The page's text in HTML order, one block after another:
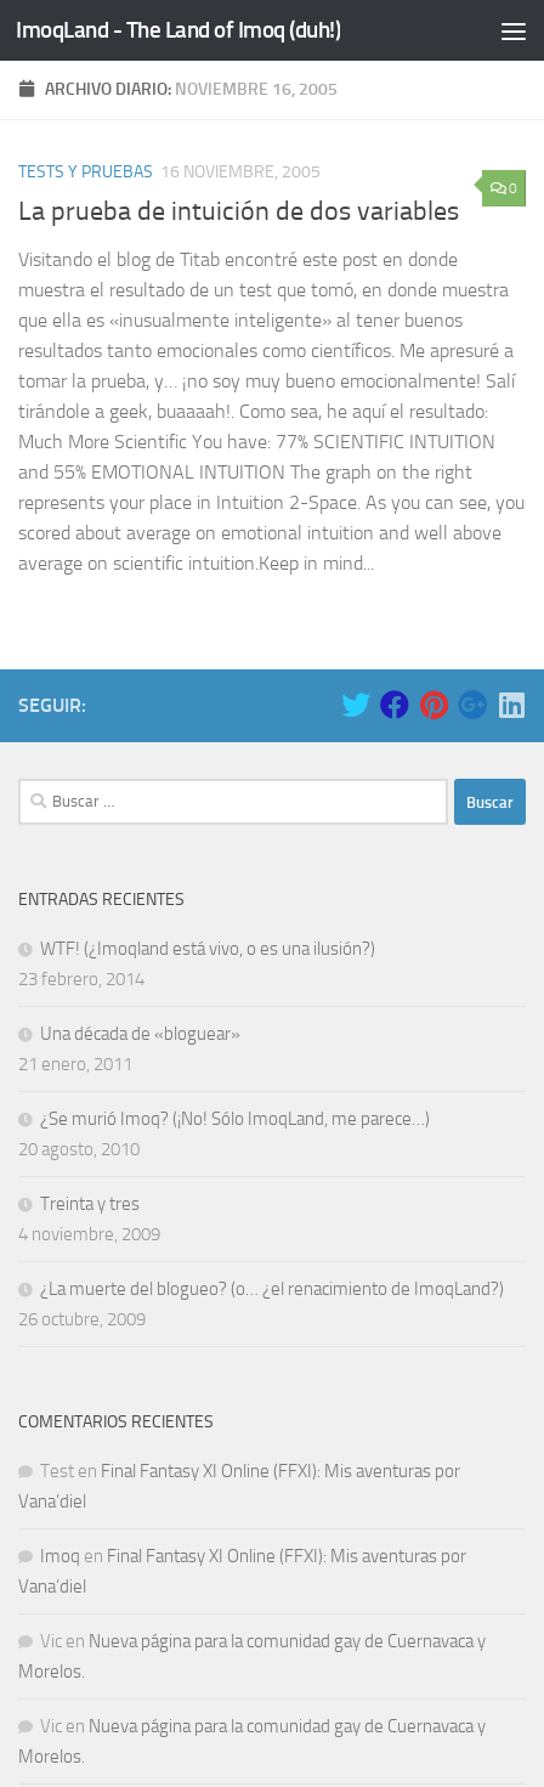
Saltar al contenido
ImoqLand - The Land of Imoq (duh!)
ARCHIVO DIARIO: NOVIEMBRE 16, 2005
0
TESTS Y PRUEBAS 16 NOVIEMBRE, 2005
La prueba de intuición de dos variables
Visitando el blog de Titab encontré este post en donde
muestra el resultado de un test que tomó, en donde muestra
que ella es «inusualmente inteligente» al tener buenos
resultados tanto emocionales como científicos. Me apresuré a
tomar la prueba, y… ¡no soy muy bueno emocionalmente! Salí
tirándole a geek, buaaaah!. Como sea, he aquí el resultado:
Much More Scientific You have: 77% SCIENTIFIC INTUITION
and 55% EMOTIONAL INTUITION The graph on the right
represents your place in Intuition 2-Space. As you can see, you
scored about average on emotional intuition and well above
average on scientific intuition.Keep in mind...
SEGUIR:
Buscar:
ENTRADAS RECIENTES
WTF! (¿Imoqland está vivo, o es una ilusión?)
23 febrero, 2014
Una década de «bloguear»
21 enero, 2011
¿Se murió Imoq? (¡No! Sólo ImoqLand, me parece…)
20 agosto, 2010
Treinta y tres
4 noviembre, 2009
¿La muerte del blogueo? (o… ¿el renacimiento de ImoqLand?)
26 octubre, 2009
COMENTARIOS RECIENTES
Test en Final Fantasy XI Online (FFXI): Mis aventuras por
Vana’diel
Imoq en Final Fantasy XI Online (FFXI): Mis aventuras por
Vana’diel
Vic en Nueva página para la comunidad gay de Cuernavaca y
Morelos.
Vic en Nueva página para la comunidad gay de Cuernavaca y
Morelos.